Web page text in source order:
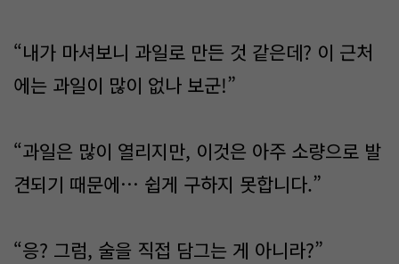
“내가 마셔보니 과일로 만든 것 같은데? 이 근처
에는 과일이 많이 없나 보군!”
“과일은 많이 열리지만, 이것은 아주 소량으로 발
견되기 때문에… 쉽게 구하지 못합니다.”
“응? 그럼, 술을 직접 담그는 게 아니라?”